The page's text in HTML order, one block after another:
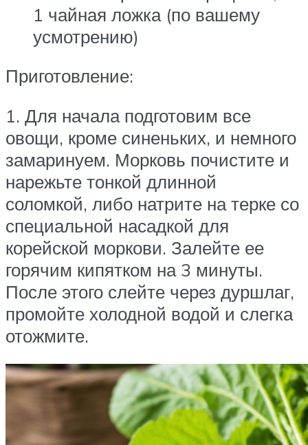
1 чайная ложка (по вашему
усмотрению)
Приготовление:
1. Для начала подготовим все
овощи, кроме синеньких, и немного
замаринуем. Морковь почистите и
нарежьте тонкой длинной
соломкой, либо натрите на терке со
специальной насадкой для
корейской моркови. Залейте ее
горячим кипятком на 3 минуты.
После этого слейте через дуршлаг,
промойте холодной водой и слегка
отожмите.